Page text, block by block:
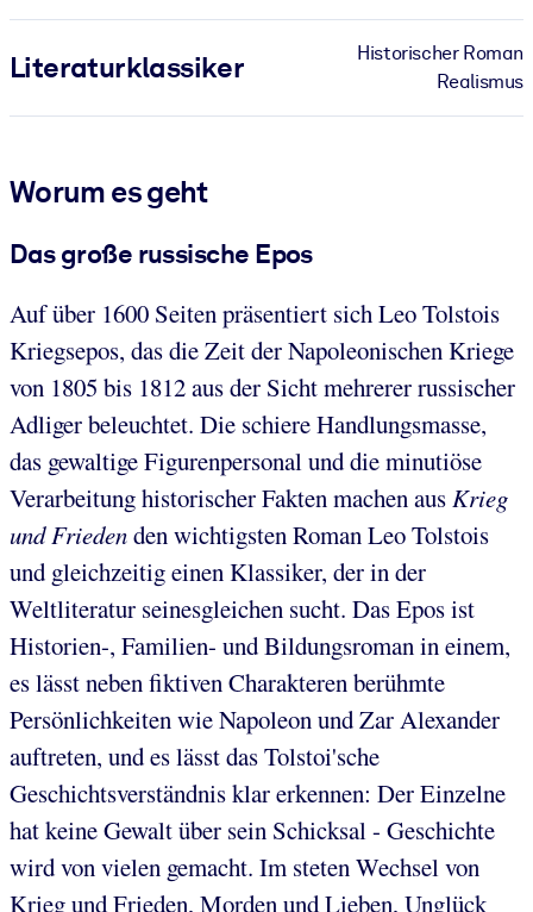
Literatur­klassiker
Historischer Roman
Realismus
Worum es geht
Das große russische Epos
Auf über 1600 Seiten präsentiert sich Leo Tolstois
Kriegsepos, das die Zeit der Napoleonischen Kriege
von 1805 bis 1812 aus der Sicht mehrerer russischer
Adliger beleuchtet. Die schiere Handlungsmasse,
das gewaltige Figurenpersonal und die minutiöse
Verarbeitung historischer Fakten machen ausKrieg
und Friedenden wichtigsten Roman Leo Tolstois
und gleichzeitig einen Klassiker, der in der
Weltliteratur seinesgleichen sucht. Das Epos ist
Historien-, Familien- und Bildungsroman in einem,
es lässt neben fiktiven Charakteren berühmte
Persönlichkeiten wie Napoleon und Zar Alexander
auftreten, und es lässt das Tolstoi'sche
Geschichtsverständnis klar erkennen: Der Einzelne
hat keine Gewalt über sein Schicksal - Geschichte
wird von vielen gemacht. Im steten Wechsel von
Krieg und Frieden, Morden und Lieben, Unglück